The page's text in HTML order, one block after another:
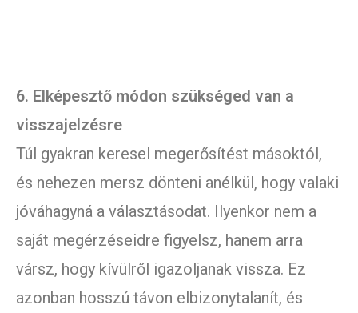
6. Elképesztő módon szükséged van a
visszajelzésre
Túl gyakran keresel megerősítést másoktól,
és nehezen mersz dönteni anélkül, hogy valaki
jóváhagyná a választásodat. Ilyenkor nem a
saját megérzéseidre figyelsz, hanem arra
vársz, hogy kívülről igazoljanak vissza. Ez
azonban hosszú távon elbizonytalanít, és